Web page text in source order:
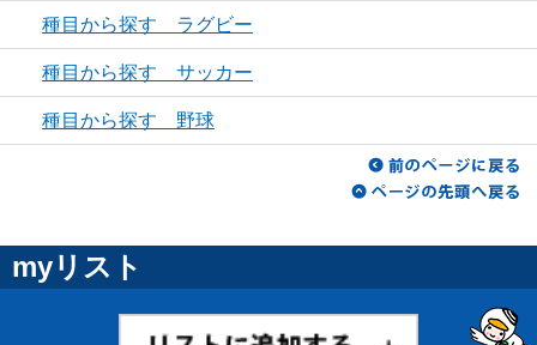
種目から探す ラグビー
種目から探す サッカー
種目から探す 野球
myリスト